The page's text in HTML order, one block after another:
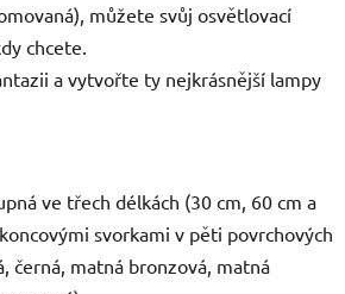
můžete svůj osvětlovací
chcete.
a vytvořte ty nejkrásnější lampy
ve třech délkách (30 cm, 60 cm a
svorkami v pěti povrchových
černá, matná bronzová, matná